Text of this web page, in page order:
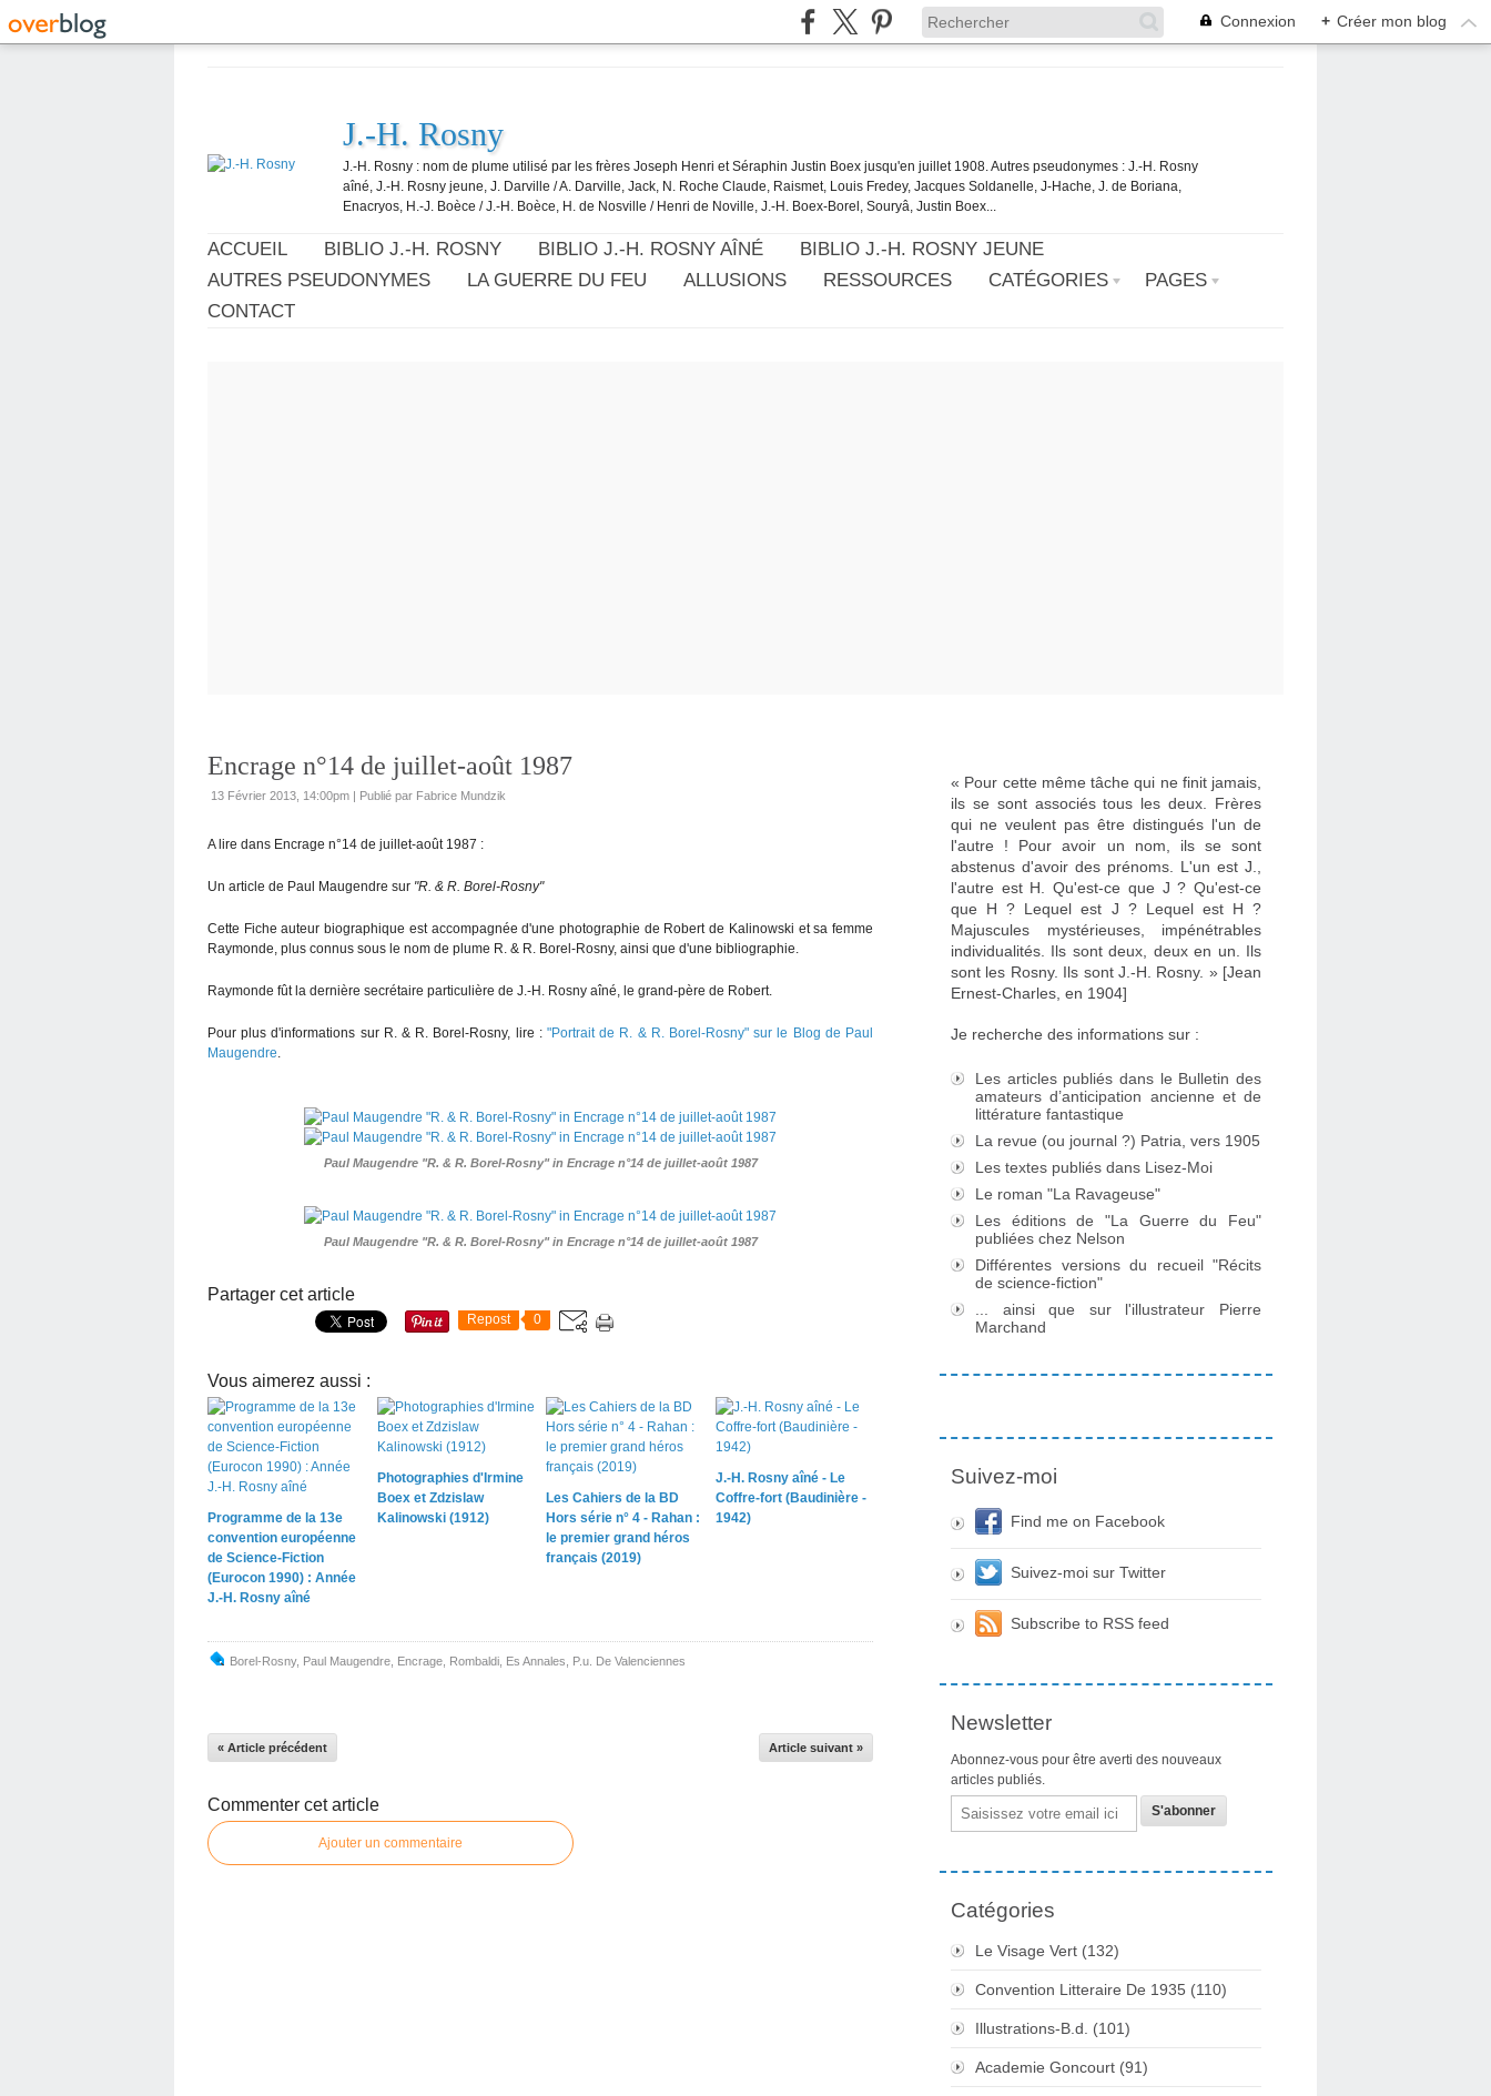
Connexion + Créer mon blog
J.-H. Rosny
J.-H. Rosny : nom de plume utilisé par les frères Joseph Henri et Séraphin Justin Boex jusqu'en juillet 1908. Autres pseudonymes : J.-H. Rosny
aîné, J.-H. Rosny jeune, J. Darville / A. Darville, Jack, N. Roche Claude, Raismet, Louis Fredey, Jacques Soldanelle, J-Hache, J. de Boriana,
Enacryos, H.-J. Boèce / J.-H. Boèce, H. de Nosville / Henri de Noville, J.-H. Boex-Borel, Souryâ, Justin Boex...
ACCUEIL BIBLIO J.-H. ROSNY BIBLIO J.-H. ROSNY AÎNÉ
BIBLIO J.-H. ROSNY JEUNE
AUTRES PSEUDONYMES
LA GUERRE DU FEU ALLUSIONS RESSOURCES CATÉGORIES
PAGES
CONTACT
Encrage n°14 de juillet-août 1987
13 Février 2013, 14:00pm | Publié par Fabrice Mundzik
A lire dans Encrage n°14 de juillet-août 1987 :
Un article de Paul Maugendre sur "R. & R. Borel-Rosny"
Cette Fiche auteur biographique est accompagnée d'une photographie de Robert de Kalinowski et sa femme
Raymonde, plus connus sous le nom de plume R. & R. Borel-Rosny, ainsi que d'une bibliographie.
Raymonde fût la dernière secrétaire particulière de J.-H. Rosny aîné, le grand-père de Robert.
Pour plus d'informations sur R. & R. Borel-Rosny, lire : "Portrait de R. & R. Borel-Rosny" sur le Blog de Paul
Maugendre.
Paul Maugendre "R. & R. Borel-Rosny" in Encrage n°14 de juillet-août 1987
Paul Maugendre "R. & R. Borel-Rosny" in Encrage n°14 de juillet-août 1987
Partager cet article
Repost 0
Vous aimerez aussi :
Programme de la 13e
convention européenne
de Science-Fiction
(Eurocon 1990) : Année
J.-H. Rosny aîné
Photographies d'Irmine
Boex et Zdzislaw
Kalinowski (1912)
Les Cahiers de la BD
Hors série n° 4 - Rahan :
le premier grand héros
français (2019)
J.-H. Rosny aîné - Le
Coffre-fort (Baudinière -
1942)
Borel-Rosny, Paul Maugendre Encrage Rombaldi Es Annales P.u. De Valenciennes
« Article précédent Article suivant »
Commenter cet article
Ajouter un commentaire
« Pour cette même tâche qui ne finit jamais,
ils se sont associés tous les deux. Frères
qui ne veulent pas être distingués l'un de
l'autre ! Pour avoir un nom, ils se sont
abstenus d'avoir des prénoms. L'un est J.,
l'autre est H. Qu'est-ce que J ? Qu'est-ce
que H ? Lequel est J ? Lequel est H ?
Majuscules mystérieuses, impénétrables
individualités. Ils sont deux, deux en un. Ils
sont les Rosny. Ils sont J.-H. Rosny. » [Jean
Ernest-Charles, en 1904]
Je recherche des informations sur :
Les articles publiés dans le Bulletin des
amateurs d’anticipation ancienne et de
littérature fantastique
La revue (ou journal ?) Patria, vers 1905
Les textes publiés dans Lisez-Moi
Le roman "La Ravageuse"
Les éditions de "La Guerre du Feu"
publiées chez Nelson
Différentes versions du recueil "Récits
de science-fiction"
... ainsi que sur l'illustrateur Pierre
Marchand
Suivez-moi
Find me on Facebook
Suivez-moi sur Twitter
Subscribe to RSS feed
Newsletter
Abonnez-vous pour être averti des nouveaux
articles publiés.
Email
Catégories
Le Visage Vert (132)
Convention Litteraire De 1935 (110)
Illustrations-B.d. (101)
Academie Goncourt (91)